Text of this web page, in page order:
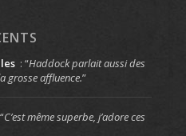
: “Haddock parlait aussi des
grosse affluence.”
C’est même superbe, j’adore ces